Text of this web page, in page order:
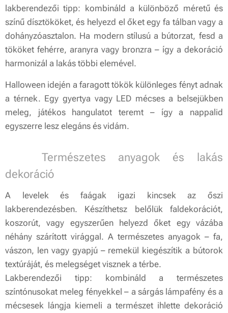
lakberendezői tipp: kombináld a különböző méretű és
színű dísztököket, és helyezd el őket egy fa tálban vagy a
dohányzóasztalon. Ha modern stílusú a bútorzat, fesd a
tököket fehérre, aranyra vagy bronzra – így a dekoráció
harmonizál a lakás többi elemével.
Halloween idején a faragott tökök különleges fényt adnak
a térnek. Egy gyertya vagy LED mécses a belsejükben
meleg, játékos hangulatot teremt – így a nappalid
egyszerre lesz elegáns és vidám.
🍁 Természetes anyagok és lakás
dekoráció
A levelek és faágak igazi kincsek az őszi
lakberendezésben. Készíthetsz belőlük faldekorációt,
koszorút, vagy egyszerűen helyezd őket egy vázába
néhány szárított virággal. A természetes anyagok – fa,
vászon, len vagy gyapjú – remekül kiegészítik a bútorok
textúráját, és melegséget visznek a térbe.
Lakberendezői tipp: kombináld a természetes
színtónusokat meleg fényekkel – a sárgás lámpafény és a
mécsesek lángja kiemeli a természet ihlette dekoráció